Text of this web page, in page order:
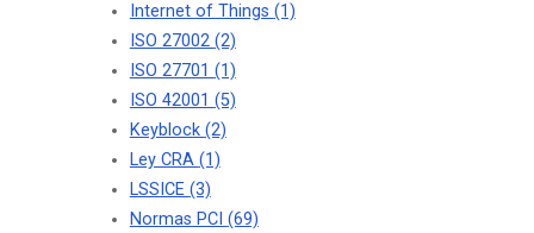
Internet of Things (1)
ISO 27002 (2)
ISO 27701 (1)
ISO 42001 (5)
Keyblock (2)
Ley CRA (1)
LSSICE (3)
Normas PCI (69)